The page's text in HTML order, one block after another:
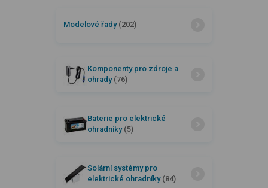
Modelové řady (202)
Komponenty pro zdroje a
ohrady (76)
Baterie pro elektrické
ohradníky (5)
Solární systémy pro
elektrické ohradníky (84)